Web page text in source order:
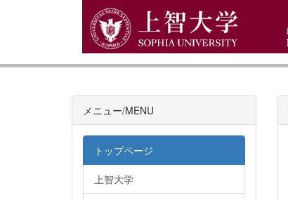
メニュー/MENU
トップページ
上智大学